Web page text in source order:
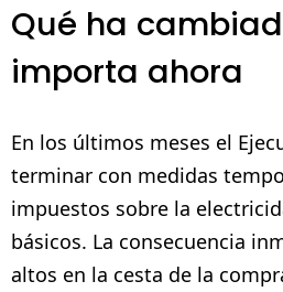
Qué ha
importa ahora
En los últimos meses el
terminar con medidas
impuestos sobre la
básicos. La consecuencia
altos en la cesta de la